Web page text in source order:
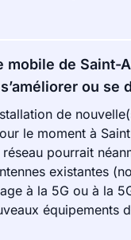
mobile de Saint-
ou se
de
le moment à
réseau pourrait
existantes
à la 5G ou à la
équipements